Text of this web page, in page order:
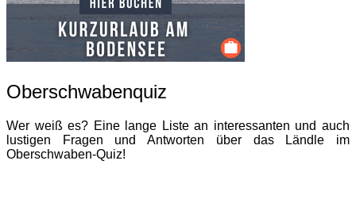
Oberschwabenquiz
Wer weiß es? Eine lange Liste an interessanten und auch
lustigen Fragen und Antworten über das Ländle im
Oberschwaben-Quiz!